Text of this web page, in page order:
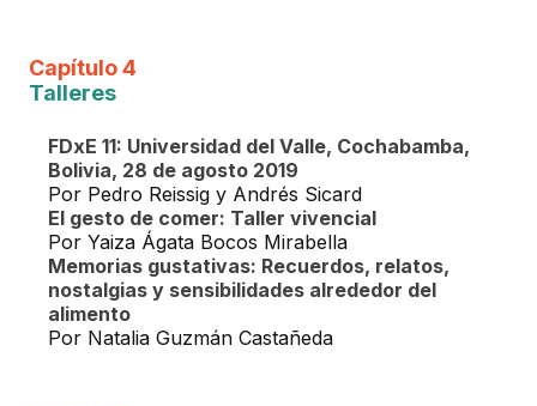
Capítulo 4
Talleres
FDxE 11: Universidad del Valle, Cochabamba,
Bolivia, 28 de agosto 2019
Por Pedro Reissig y Andrés Sicard
El gesto de comer: Taller vivencial
Por Yaiza Ágata Bocos Mirabella
Memorias gustativas: Recuerdos, relatos,
nostalgias y sensibilidades alrededor del
alimento
Por Natalia Guzmán Castañeda